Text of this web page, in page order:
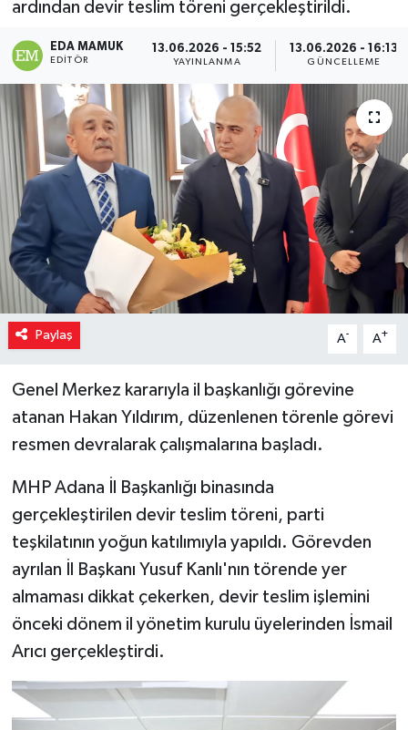
ardından devir teslim töreni gerçekleştirildi.
EDA MAMUK
EDITÖR
13.06.2026 - 15:52
YAYINLANMA
13.06.2026 - 16:13
GÜNCELLEME
Paylaş A- A+
Genel Merkez kararıyla il başkanlığı görevine
atanan Hakan Yıldırım, düzenlenen törenle görevi
resmen devralarak çalışmalarına başladı.
MHP Adana İl Başkanlığı binasında
gerçekleştirilen devir teslim töreni, parti
teşkilatının yoğun katılımıyla yapıldı. Görevden
ayrılan İl Başkanı Yusuf Kanlı'nın törende yer
almaması dikkat çekerken, devir teslim işlemini
önceki dönem il yönetim kurulu üyelerinden İsmail
Arıcı gerçekleştirdi.